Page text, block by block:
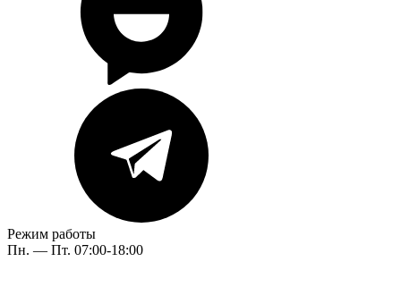
Режим работы
Пн. — Пт. 07:00-18:00